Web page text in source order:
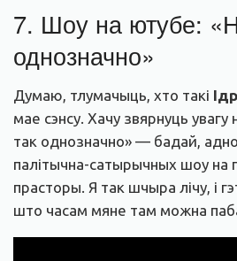
7. Шоу на ютубе:
однозначно»
Думаю, тлумачыць, хто такі
мае сэнсу. Хачу звярнуць увагу
так однозначно» — бадай,
палітычна-сатырычных шоу на
прасторы. Я так шчыра лічу, і
што часам мяне там можна